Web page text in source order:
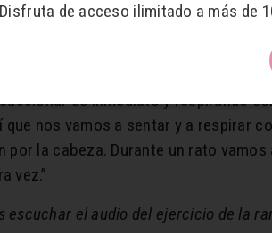
es muy fácil para los niños y es un
El objetivo consiste en estar
animalito que puede dar grandes
de inmediato y respirando
que nos vamos a sentar y a respirar
por la cabeza. Durante un rato
vez.”
escuchar el audio del ejercicio de la
Disfruta de acceso ilimitado a más de